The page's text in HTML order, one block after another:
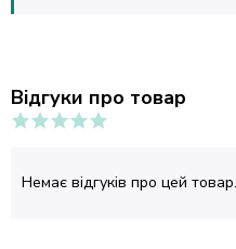
Відгуки про товар
Немає відгуків про цей товар.